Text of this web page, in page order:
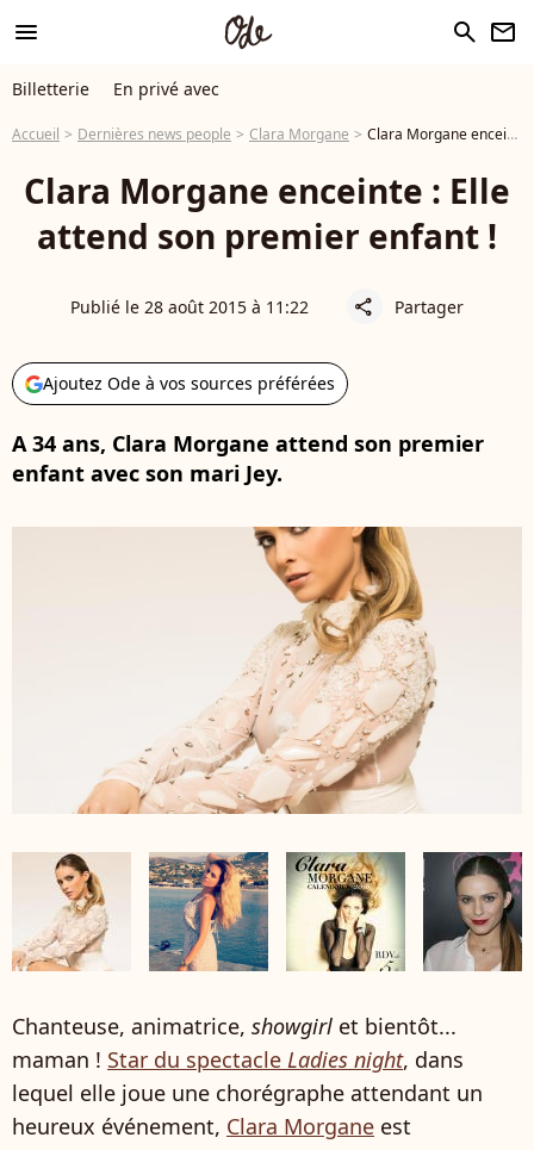
menu search newsletter
Billetterie En privé avec
Accueil Dernières news people Clara Morgane Clara Morgane enceinte : Elle attend son premier enfant !
Clara Morgane enceinte : Elle
attend son premier enfant !
Publié le 28 août 2015 à 11:22 share Partager
Ajoutez Ode à vos sources préférées
A 34 ans, Clara Morgane attend son premier
enfant avec son mari Jey.
Chanteuse, animatrice, showgirl et bientôt...
maman ! Star du spectacle Ladies night, dans
lequel elle joue une chorégraphe attendant un
heureux événement, Clara Morgane est